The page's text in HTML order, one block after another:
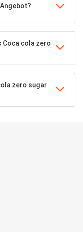
Coca cola zero
zero sugar